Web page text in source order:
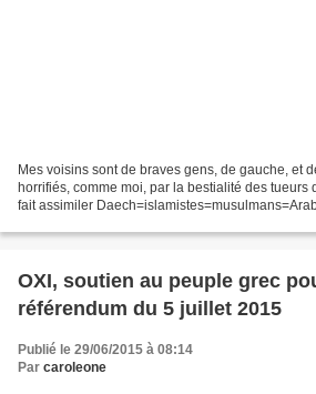
Mes voisins sont de braves gens, de gauche, et
horrifiés, comme moi, par la bestialité des tueurs
fait assimiler
OXI, soutien au peuple grec
référendum du 5 juillet 2015
Publié le 29/06/2015 à 08:14
Par caroleone